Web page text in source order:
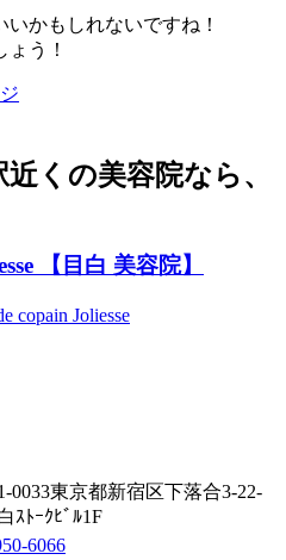
かもしれないですね！
う！
【目白 美容院】
0033東京都新宿区下落合3-22-
ｽﾄｰｸﾋﾞﾙ1F
6066